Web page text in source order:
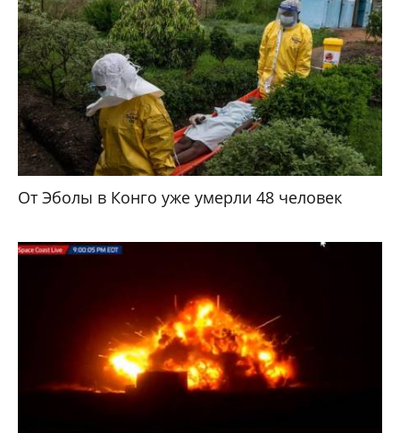
От Эболы в Конго уже умерли 48 человек